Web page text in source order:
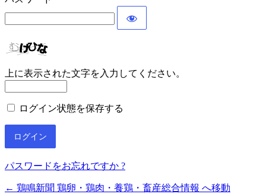
上に表示された文字を入力してください。
ログイン状態を保存する
パスワードをお忘れですか ?
← 鶏鳴新聞 鶏卵・鶏肉・養鶏・畜産総合情報 へ移動